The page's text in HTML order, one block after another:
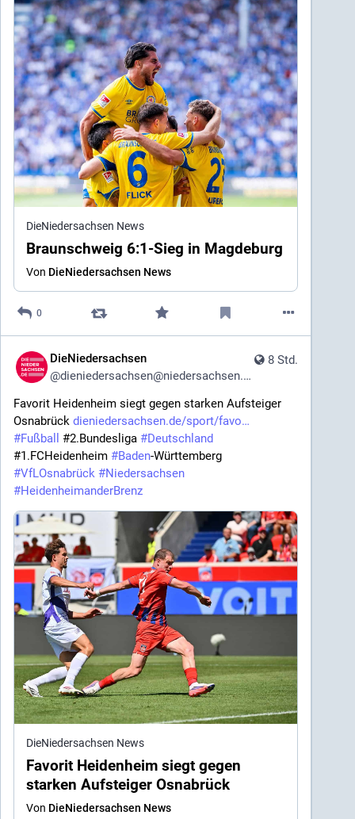
DieNiedersachsen News
Braunschweig 6:1-Sieg in Magdeburg
Von DieNiedersachsen News
0
8 Std.
DieNiedersachsen
@dieniedersachsen@niedersachsen.social
Favorit Heidenheim siegt gegen starken Aufsteiger
Osnabrück dieniedersachsen.de/sport/favo
#Fußball #2.Bundesliga #Deutschland
#1.FCHeidenheim #Baden
#VfLOsnabrück #Niedersachsen
#HeidenheimanderBrenz
DieNiedersachsen News
Favorit Heidenheim siegt gegen
starken Aufsteiger Osnabrück
Von DieNiedersachsen News